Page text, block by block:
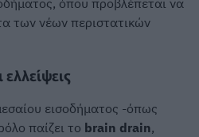
όπου προβλέπεται να
των νέων περιστατικών
εισοδήματος -όπως
παίζει το brain drain,